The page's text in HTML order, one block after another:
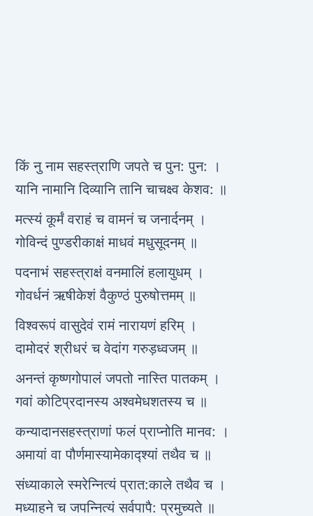
किं नु नाम सहस्त्राणि जपते च पुन: पुन: ।
यानि नामानि दिव्यानि तानि चाचक्ष्व केशव: ॥
मत्स्यं कूर्मं वराहं च वामनं च जनार्दनम् ।
गोविन्दं पुण्डरीकाक्षं माधवं मधुसूदनम् ॥
पदनाभं सहस्त्राक्षं वनमालिं हलायुधम् ।
गोवर्धनं ऋषीकेशं वैकुण्ठं पुरुषोत्तमम् ॥
विश्वरूपं वासुदेवं रामं नारायणं हरिम् ।
दामोदरं श्रीधरं च वेदांग गरुड़ध्वजम् ॥
अनन्तं कृष्णगोपालं जपतो नास्ति पातकम् ।
गवां कोटिप्रदानस्य अश्वमेधशतस्य च ॥
कन्यादानसहस्त्राणां फलं प्राप्नोति मानव: ।
अमायां वा पौर्णमास्यामेकाद्श्यां तथैव च ॥
संध्याकाले स्मरेन्नित्यं प्रात:काले तथैव च ।
मध्याहने च जपन्नित्यं सर्वपापै: प्रमुच्यते ॥